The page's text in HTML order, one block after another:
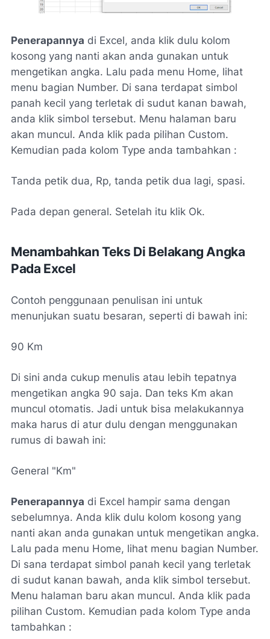
Penerapannya di Excel, anda klik dulu kolom
kosong yang nanti akan anda gunakan untuk
mengetikan angka. Lalu pada menu Home, lihat
menu bagian Number. Di sana terdapat simbol
panah kecil yang terletak di sudut kanan bawah,
anda klik simbol tersebut. Menu halaman baru
akan muncul. Anda klik pada pilihan Custom.
Kemudian pada kolom Type anda tambahkan :
Tanda petik dua, Rp, tanda petik dua lagi, spasi.
Pada depan general. Setelah itu klik Ok.
Menambahkan Teks Di Belakang Angka
Pada Excel
Contoh penggunaan penulisan ini untuk
menunjukan suatu besaran, seperti di bawah ini:
90 Km
Di sini anda cukup menulis atau lebih tepatnya
mengetikan angka 90 saja. Dan teks Km akan
muncul otomatis. Jadi untuk bisa melakukannya
maka harus di atur dulu dengan menggunakan
rumus di bawah ini:
General "Km"
Penerapannya di Excel hampir sama dengan
sebelumnya. Anda klik dulu kolom kosong yang
nanti akan anda gunakan untuk mengetikan angka.
Lalu pada menu Home, lihat menu bagian Number.
Di sana terdapat simbol panah kecil yang terletak
di sudut kanan bawah, anda klik simbol tersebut.
Menu halaman baru akan muncul. Anda klik pada
pilihan Custom. Kemudian pada kolom Type anda
tambahkan :